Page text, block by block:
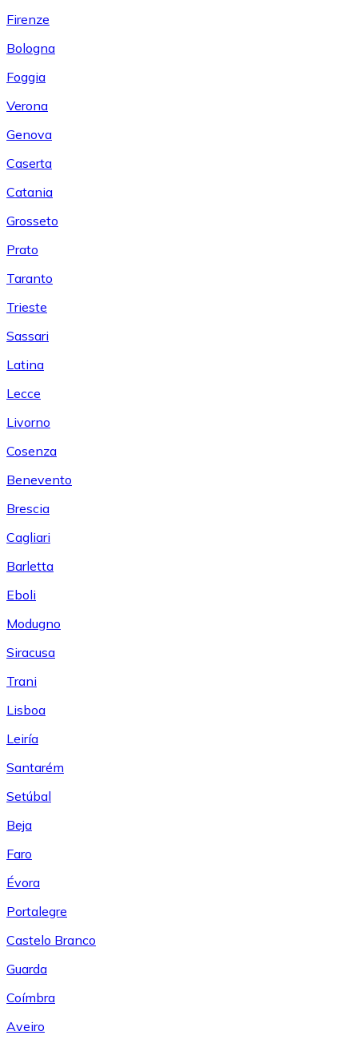
Firenze
Bologna
Foggia
Verona
Genova
Caserta
Catania
Grosseto
Prato
Taranto
Trieste
Sassari
Latina
Lecce
Livorno
Cosenza
Benevento
Brescia
Cagliari
Barletta
Eboli
Modugno
Siracusa
Trani
Lisboa
Leiría
Santarém
Setúbal
Beja
Faro
Évora
Portalegre
Castelo Branco
Guarda
Coímbra
Aveiro